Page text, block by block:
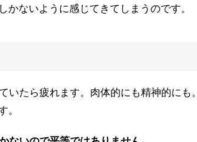
かないように感じてきてしまうのです。
いたら疲れます。肉体的にも精神的にも。
。